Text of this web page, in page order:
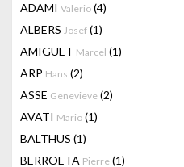
ADAMI Valerio (4)
ALBERS Josef (1)
AMIGUET Marcel (1)
ARP Hans (2)
ASSE Genevieve (2)
AVATI Mario (1)
BALTHUS (1)
BERROETA Pierre (1)